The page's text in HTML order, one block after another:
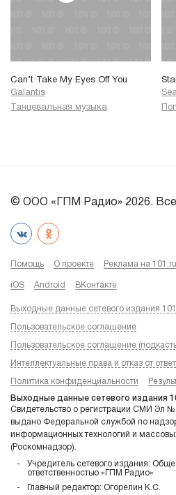
Can’t Take My Eyes Off You
Galantis
Танцевальная музыка
© ООО «ГПМ Радио» 2026.
Помощь О проекте Реклама на 101.ru
iOS Android ВКонтакте
Выходные данные сетевого издания
Пользовательское соглашение
Пользовательское соглашение
Интеллектуальные права и отказ от
Политика конфиденциальности
Выходные данные сетевого издания
Свидетельство о регистрации СМИ Эл
выдано Федеральной службой по
информационных технологий и
(Роскомнадзор).
Учредитель сетевого издания:
ответственностью «ГПМ Радио»
Главный редактор: Огорелин К.С.